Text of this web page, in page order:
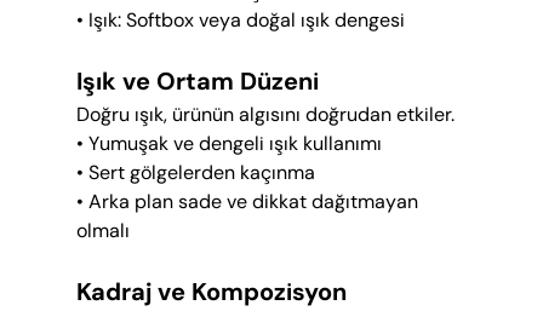
• Işık: Softbox veya doğal ışık dengesi
Işık ve Ortam Düzeni
Doğru ışık, ürünün algısını doğrudan etkiler.
• Yumuşak ve dengeli ışık kullanımı
• Sert gölgelerden kaçınma
• Arka plan sade ve dikkat dağıtmayan
olmalı
Kadraj ve Kompozisyon